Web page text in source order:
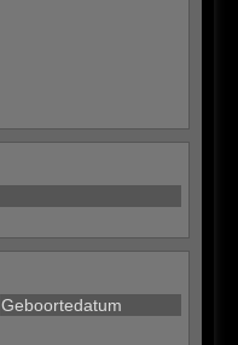
Geboortedatum